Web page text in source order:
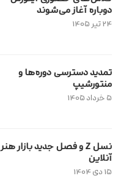
دوباره آغاز می‌شوند
۲۴ تیر ۱۴۰۵
تمدید دسترسی دوره‌ها و
منتورشیپ
۵ خرداد ۱۴۰۵
نسل Z و فصل جدید بازار هنر
آنلاین
۱۵ دی ۱۴۰۴